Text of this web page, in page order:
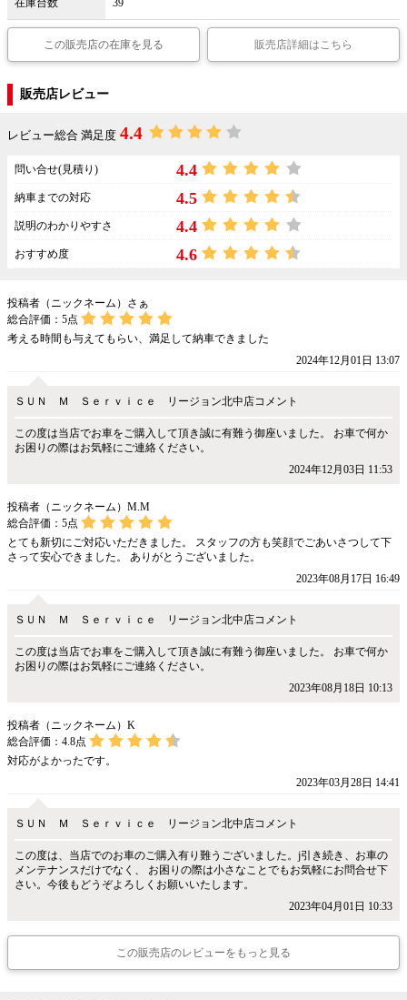
この販売店の在庫を見る 販売店詳細はこちら
販売店レビュー
レビュー総合 満足度 4.4
問い合せ(見積り) 4.4
納車までの対応 4.5
説明のわかりやすさ 4.4
おすすめ度 4.6
投稿者（ニックネーム）さぁ
総合評価： 5点
考える時間も与えてもらい、満足して納車できました
2024年12月01日 13:07
ＳＵＮ Ｍ Ｓｅｒｖｉｃｅ リージョン北中店コメント
この度は当店でお車をご購入して頂き誠に有難う御座いました。 お車で何か
お困りの際はお気軽にご連絡ください。
2024年12月03日 11:53
投稿者（ニックネーム）M.M
総合評価： 5点
とても新切にご対応いただきました。 スタッフの方も笑顔でごあいさつして下
さって安心できました。 ありがとうございました。
2023年08月17日 16:49
ＳＵＮ Ｍ Ｓｅｒｖｉｃｅ リージョン北中店コメント
この度は当店でお車をご購入して頂き誠に有難う御座いました。 お車で何か
お困りの際はお気軽にご連絡ください。
2023年08月18日 10:13
投稿者（ニックネーム）K
総合評価： 4.8点
対応がよかったです。
2023年03月28日 14:41
ＳＵＮ Ｍ Ｓｅｒｖｉｃｅ リージョン北中店コメント
この度は、当店でのお車のご購入有り難うございました。j引き続き、お車の
メンテナンスだけでなく、 お困りの際は小さなことでもお気軽にお問合せ下
さい。今後もどうぞよろしくお願いいたします。
2023年04月01日 10:33
この販売店のレビューをもっと見る